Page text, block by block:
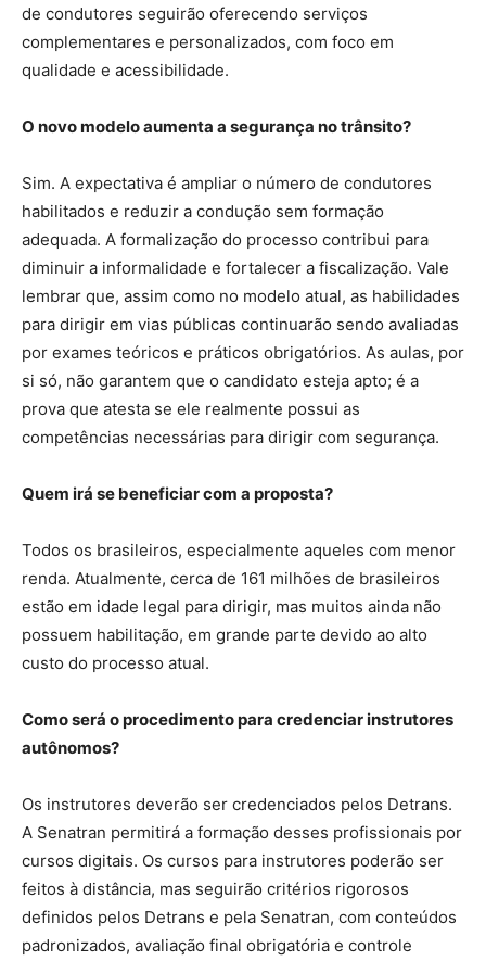
de condutores seguirão oferecendo serviços
complementares e personalizados, com foco em
qualidade e acessibilidade.
O novo modelo aumenta a segurança no trânsito?
Sim. A expectativa é ampliar o número de condutores
habilitados e reduzir a condução sem formação
adequada. A formalização do processo contribui para
diminuir a informalidade e fortalecer a fiscalização. Vale
lembrar que, assim como no modelo atual, as habilidades
para dirigir em vias públicas continuarão sendo avaliadas
por exames teóricos e práticos obrigatórios. As aulas, por
si só, não garantem que o candidato esteja apto; é a
prova que atesta se ele realmente possui as
competências necessárias para dirigir com segurança.
Quem irá se beneficiar com a proposta?
Todos os brasileiros, especialmente aqueles com menor
renda. Atualmente, cerca de 161 milhões de brasileiros
estão em idade legal para dirigir, mas muitos ainda não
possuem habilitação, em grande parte devido ao alto
custo do processo atual.
Como será o procedimento para credenciar instrutores
autônomos?
Os instrutores deverão ser credenciados pelos Detrans.
A Senatran permitirá a formação desses profissionais por
cursos digitais. Os cursos para instrutores poderão ser
feitos à distância, mas seguirão critérios rigorosos
definidos pelos Detrans e pela Senatran, com conteúdos
padronizados, avaliação final obrigatória e controle